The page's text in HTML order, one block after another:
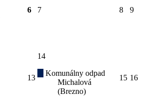
6 7 8 9
13
14
Komunálny odpad
Michalová
(Brezno)
15 16